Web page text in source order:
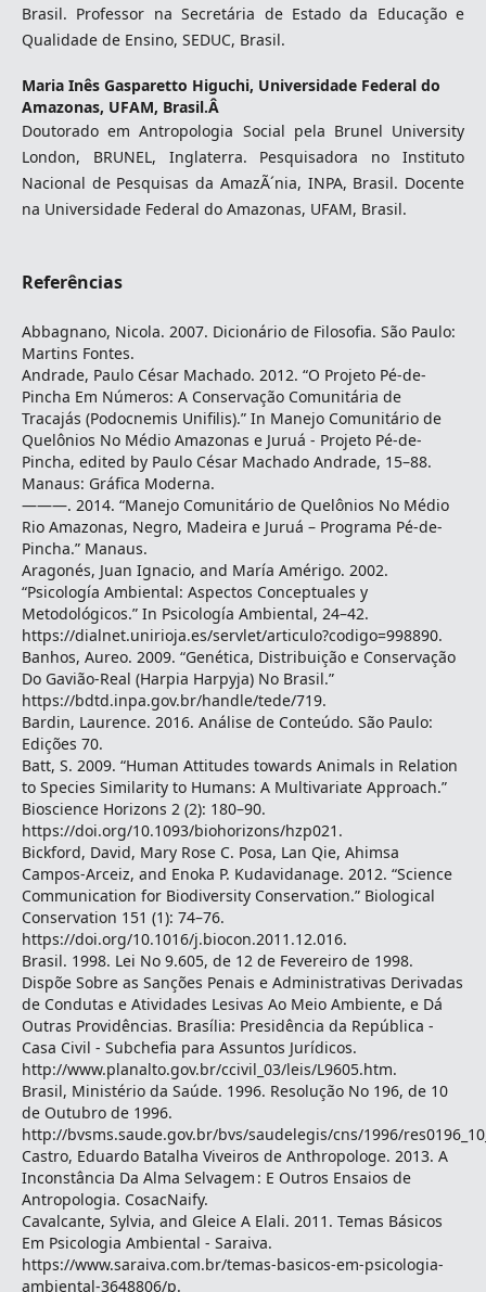
Brasil. Professor na Secretária de Estado da Educação e
Qualidade de Ensino, SEDUC, Brasil.
Maria Inês Gasparetto Higuchi, Universidade Federal do
Amazonas, UFAM, Brasil.Â
Doutorado em Antropologia Social pela Brunel University
London, BRUNEL, Inglaterra. Pesquisadora no Instituto
Nacional de Pesquisas da AmazÃ´nia, INPA, Brasil. Docente
na Universidade Federal do Amazonas, UFAM, Brasil.
Referências
Abbagnano, Nicola. 2007. Dicionário de Filosofia. São Paulo:
Martins Fontes.
Andrade, Paulo César Machado. 2012. “O Projeto Pé-de-
Pincha Em Números: A Conservação Comunitária de
Tracajás (Podocnemis Unifilis).” In Manejo Comunitário de
Quelônios No Médio Amazonas e Juruá - Projeto Pé-de-
Pincha, edited by Paulo César Machado Andrade, 15–88.
Manaus: Gráfica Moderna.
———. 2014. “Manejo Comunitário de Quelônios No Médio
Rio Amazonas, Negro, Madeira e Juruá – Programa Pé-de-
Pincha.” Manaus.
Aragonés, Juan Ignacio, and María Amérigo. 2002.
“Psicología Ambiental: Aspectos Conceptuales y
Metodológicos.” In Psicología Ambiental, 24–42.
https://dialnet.unirioja.es/servlet/articulo?codigo=998890.
Banhos, Aureo. 2009. “Genética, Distribuição e Conservação
Do Gavião-Real (Harpia Harpyja) No Brasil.”
https://bdtd.inpa.gov.br/handle/tede/719.
Bardin, Laurence. 2016. Análise de Conteúdo. São Paulo:
Edições 70.
Batt, S. 2009. “Human Attitudes towards Animals in Relation
to Species Similarity to Humans: A Multivariate Approach.”
Bioscience Horizons 2 (2): 180–90.
https://doi.org/10.1093/biohorizons/hzp021.
Bickford, David, Mary Rose C. Posa, Lan Qie, Ahimsa
Campos-Arceiz, and Enoka P. Kudavidanage. 2012. “Science
Communication for Biodiversity Conservation.” Biological
Conservation 151 (1): 74–76.
https://doi.org/10.1016/j.biocon.2011.12.016.
Brasil. 1998. Lei No 9.605, de 12 de Fevereiro de 1998.
Dispõe Sobre as Sanções Penais e Administrativas Derivadas
de Condutas e Atividades Lesivas Ao Meio Ambiente, e Dá
Outras Providências. Brasília: Presidência da República -
Casa Civil - Subchefia para Assuntos Jurídicos.
http://www.planalto.gov.br/ccivil_03/leis/L9605.htm.
Brasil, Ministério da Saúde. 1996. Resolução No 196, de 10
de Outubro de 1996.
http://bvsms.saude.gov.br/bvs/saudelegis/cns/1996/
Castro, Eduardo Batalha Viveiros de Anthropologe. 2013. A
Inconstância Da Alma Selvagem : E Outros Ensaios de
Antropologia. CosacNaify.
Cavalcante, Sylvia, and Gleice A Elali. 2011. Temas Básicos
Em Psicologia Ambiental - Saraiva.
https://www.saraiva.com.br/temas-basicos-em-psicologia-
ambiental-3648806/p.